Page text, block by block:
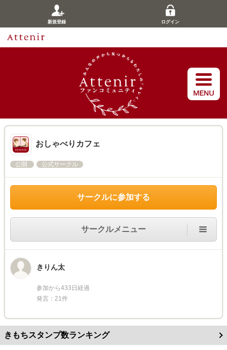
新規登録 ログイン
おしゃべりカフェ
公開 公式サークル
サークルに参加する
サークルメニュー
きりん太
参加から433日経過
発言：21件
きもちスタンプ数ランキング